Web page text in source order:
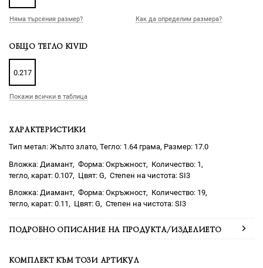
Няма търсения размер? Как да определим размера?
ОБЩО ТЕГЛО KIVID
0.217
Покажи всички в таблица
ХАРАКТЕРИСТИКИ
Тип метал: Жълто злато, Тегло: 1.64 грама, Размер: 17.0
Диамант
Окръжност
1
0.107
G
SI3
Диамант
Окръжност
19
0.11
G SI3
ПОДРОБНО ОПИСАНИЕ НА ПРОДУКТА/ИЗДЕЛИЕТО
КОМПЛЕКТ КЪМ ТОЗИ АРТИКУЛ